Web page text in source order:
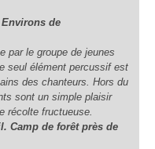
de
par le groupe de jeunes
seul élément percussif est
des chanteurs. Hors du
sont un simple plaisir
récolte fructueuse.
Camp de forêt près de